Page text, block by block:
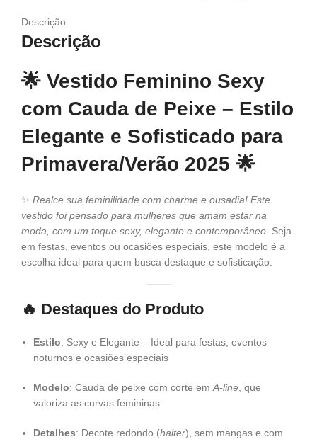
Descrição
Descrição
🌟 Vestido Feminino Sexy
com Cauda de Peixe – Estilo
Elegante e Sofisticado para
Primavera/Verão 2025 🌟
✨ Realce sua feminilidade com charme e ousadia! Este
vestido foi pensado para mulheres que amam estar na
moda, com um toque sexy, elegante e contemporâneo. Seja
em festas, eventos ou ocasiões especiais, este modelo é a
escolha ideal para quem busca destaque e sofisticação.
🔥 Destaques do Produto
Estilo: Sexy e Elegante – Ideal para festas, eventos
noturnos e ocasiões especiais
Modelo: Cauda de peixe com corte emA-line, que
valoriza as curvas femininas
Detalhes: Decote redondo (halter), sem mangas e com